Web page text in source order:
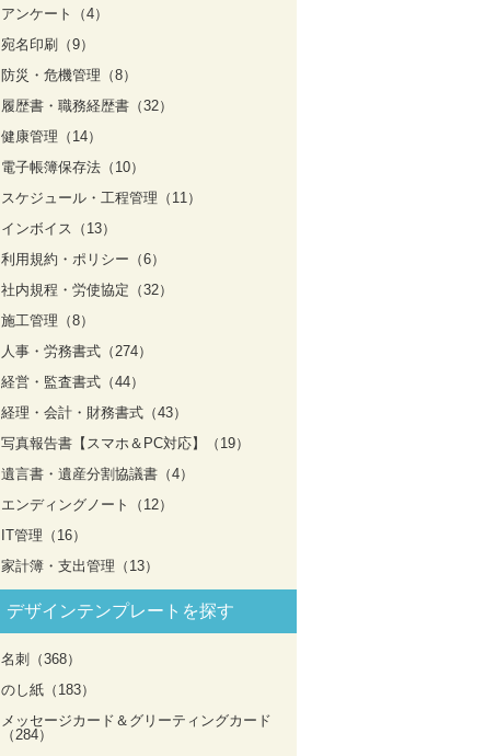
アンケート（4）
宛名印刷（9）
防災・危機管理（8）
履歴書・職務経歴書（32）
健康管理（14）
電子帳簿保存法（10）
スケジュール・工程管理（11）
インボイス（13）
利用規約・ポリシー（6）
社内規程・労使協定（32）
施工管理（8）
人事・労務書式（274）
経営・監査書式（44）
経理・会計・財務書式（43）
写真報告書【スマホ＆PC対応】（19）
遺言書・遺産分割協議書（4）
エンディングノート（12）
IT管理（16）
家計簿・支出管理（13）
デザインテンプレートを探す
名刺（368）
のし紙（183）
メッセージカード＆グリーティングカード
（284）